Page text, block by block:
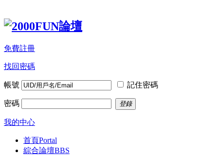
免費註冊
找回密碼
帳號 記住密碼
密碼 登錄
我的中心
首頁Portal
綜合論壇BBS